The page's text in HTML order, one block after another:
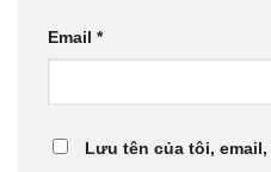
Email *
Lưu tên của tôi,